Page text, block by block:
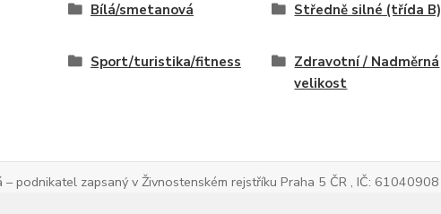
Bílá/smetanová
Středně silné (třída B)
Sport/turistika/fitness
Zdravotní / Nadměrná
velikost
podnikatel zapsaný v Živnostenském rejstříku Praha 5 ČR , IČ: 61040908